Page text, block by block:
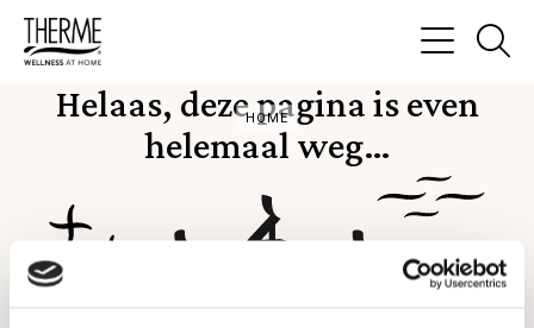
HOME
Helaas, deze pagina is even
helemaal weg…